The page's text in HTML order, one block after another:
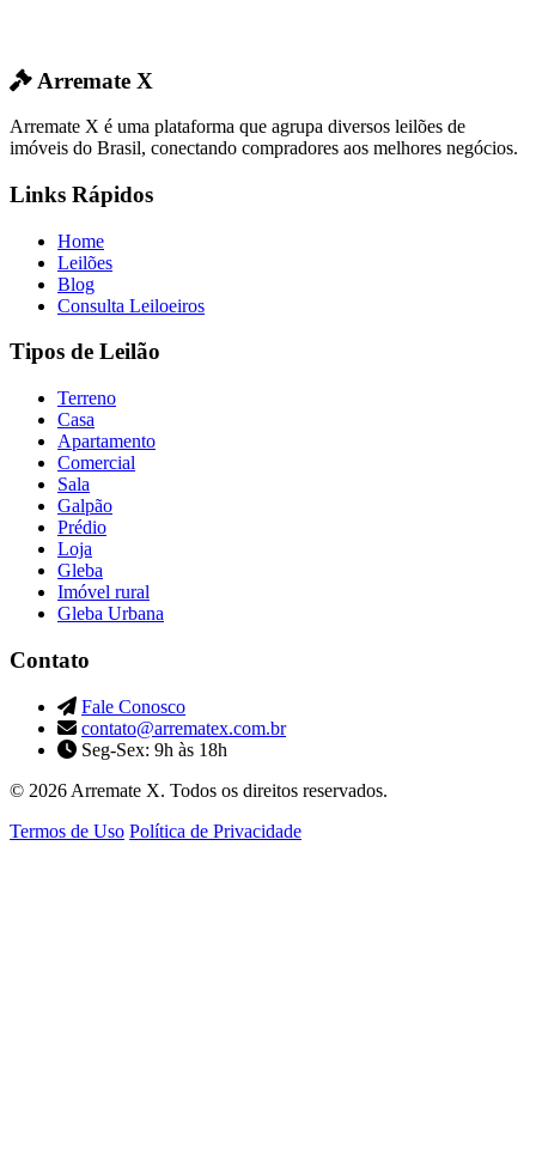
Arremate X
Arremate X é uma plataforma que agrupa diversos leilões de
imóveis do Brasil, conectando compradores aos melhores negócios.
Links Rápidos
Home
Leilões
Blog
Consulta Leiloeiros
Tipos de Leilão
Terreno
Casa
Apartamento
Comercial
Sala
Galpão
Prédio
Loja
Gleba
Imóvel rural
Gleba Urbana
Contato
Fale Conosco
contato@arrematex.com.br
Seg-Sex: 9h às 18h
© 2026 Arremate X. Todos os direitos reservados.
Termos de Uso Política de Privacidade